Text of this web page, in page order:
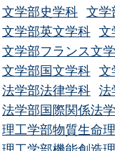
文学部史学科 文学
文学部英文学科 文
文学部フランス文
文学部国文学科 文
法学部法律学科 法
法学部国際関係法
理工学部物質生命